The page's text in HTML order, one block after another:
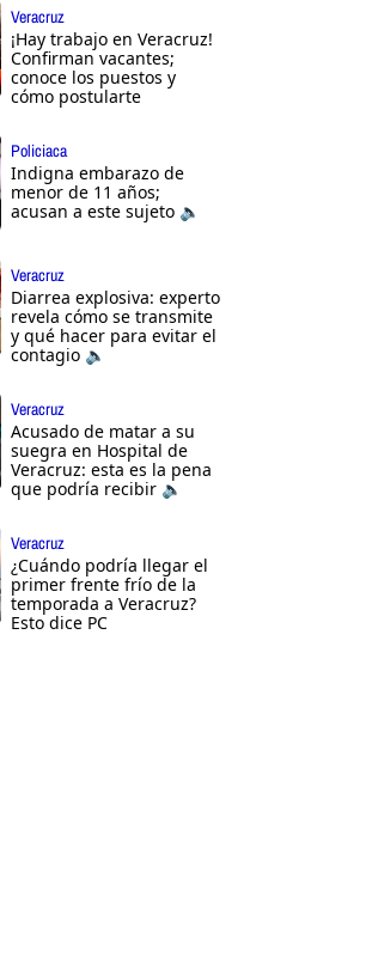
Veracruz
¡Hay trabajo en Veracruz!
Confirman vacantes;
conoce los puestos y
cómo postularte
Policiaca
Indigna embarazo de
menor de 11 años;
acusan a este sujeto 🔈
Veracruz
Diarrea explosiva: experto
revela cómo se transmite
y qué hacer para evitar el
contagio 🔈
Veracruz
Acusado de matar a su
suegra en Hospital de
Veracruz: esta es la pena
que podría recibir 🔈
Veracruz
¿Cuándo podría llegar el
primer frente frío de la
temporada a Veracruz?
Esto dice PC